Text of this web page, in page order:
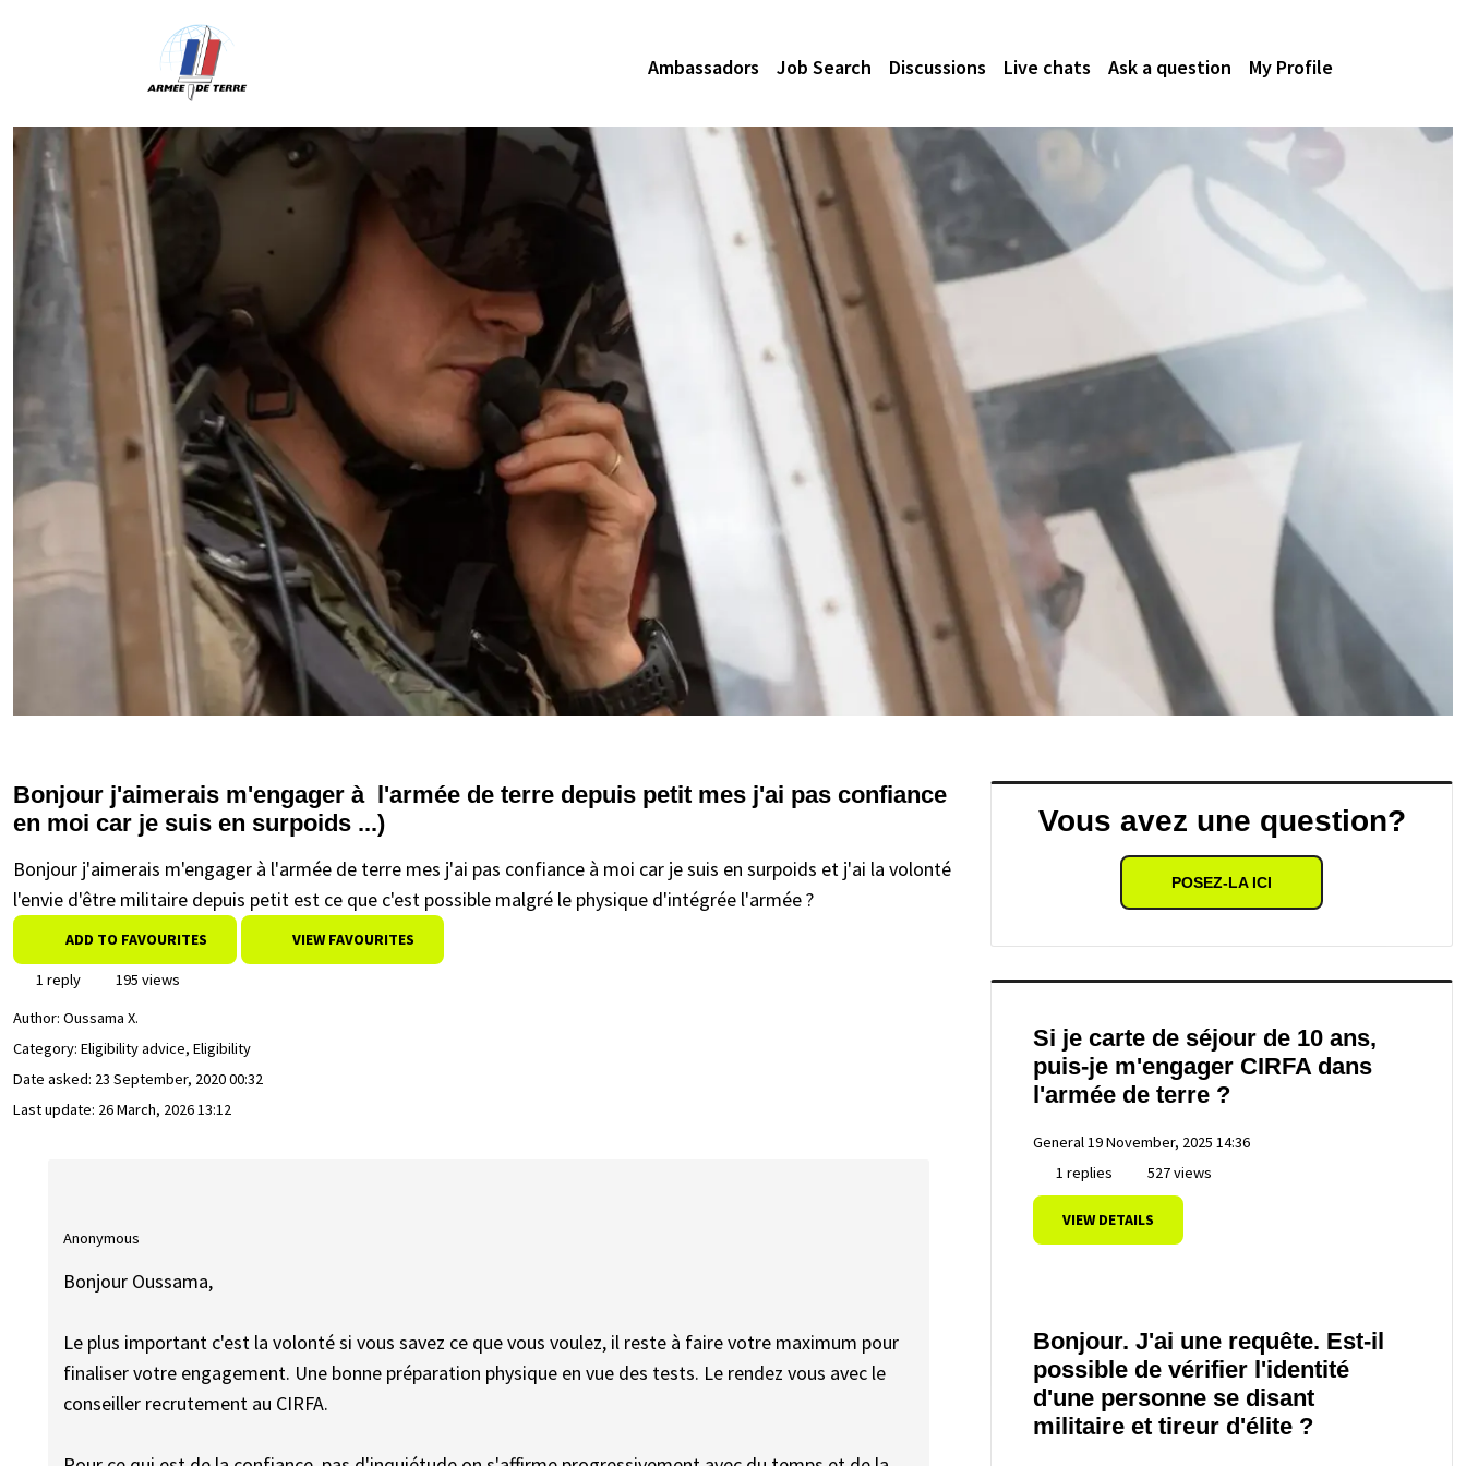
Ambassadors Job Search Discussions Live chats Ask a question My Profile
Bonjour j'aimerais m'engager à l'armée de terre depuis petit mes j'ai pas confiance
en moi car je suis en surpoids ...)
Bonjour j'aimerais m'engager à l'armée de terre mes j'ai pas confiance à moi car je suis en surpoids et j'ai la volonté
l'envie d'être militaire depuis petit est ce que c'est possible malgré le physique d'intégrée l'armée ?
ADD TO FAVOURITES VIEW FAVOURITES
1 reply
195 views
Author: Oussama X.
Category: Eligibility advice, Eligibility
Date asked: 23 September, 2020 00:32
Last update: 26 March, 2026 13:12
Anonymous
Bonjour Oussama,
Le plus important c'est la volonté si vous savez ce que vous voulez, il reste à faire votre maximum pour
finaliser votre engagement. Une bonne préparation physique en vue des tests. Le rendez vous avec le
conseiller recrutement au CIRFA.
Vous avez une question?
POSEZ-LA ICI
Si je carte de séjour de 10 ans,
puis-je m'engager CIRFA dans
l'armée de terre ?
General19 November, 2025 14:36
1 replies
527 views
VIEW DETAILS
Bonjour. J'ai une requête. Est-il
possible de vérifier l'identité
d'une personne se disant
militaire et tireur d'élite ?